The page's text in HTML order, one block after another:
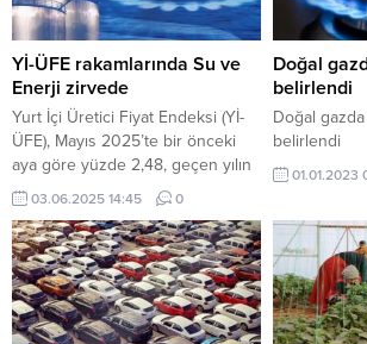
Yİ-ÜFE rakamlarında Su ve
Enerji zirvede
Yurt İçi Üretici Fiyat Endeksi (Yİ-
ÜFE), Mayıs 2025’te bir önceki
aya göre yüzde 2,48, geçen yılın
aynı ayına göre yüzde 23,13
yükseldi. Yılbaşından bu yana
artış yüzde 12,92, 12 aylık
ortalamalara göre ise yüzde 30,17
oldu. SANAYİ SEKTÖRLERİNDE
YILLIK ARTIŞ Sanayinin dört ana
sektöründe yıllık değişimler; su
03.06.2025 14:45 0
Doğal
belirlendi
Doğal
belirlendi
01.01.2023